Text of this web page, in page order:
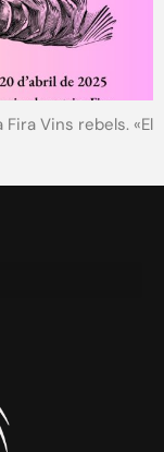
Vins rebels. «El